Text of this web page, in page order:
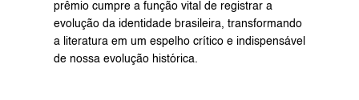
prêmio cumpre a função vital de registrar a
evolução da identidade brasileira, transformando
a literatura em um espelho crítico e indispensável
de nossa evolução histórica.